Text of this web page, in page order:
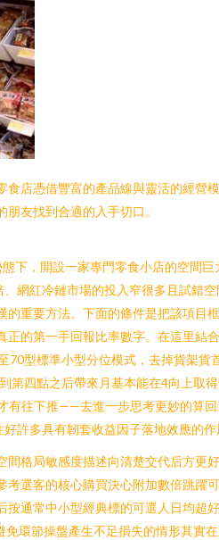
店憑借豐富的產品線與靈活的經營
友找到合適的入手切口。
下，開設一家專門零食小店的空間
網紅冷鏈市場的投入窄很多且試錯
重要方法。下面的條件是把該項目
的第一手回報比率數字。在這里結
型標準小型分位模式，去掉貨架貨
四點之后帶來月基本能在4向上取
有往下推——去進一步思考更妙的算
許多具有韌套收益因子落地效應的作
格局敏感度描述向清楚交代后方更
選客的核心購買決心附加數倍跳躍
通常中小型經典標的可選人日均超
環節操盤產生不足損失的情形其實